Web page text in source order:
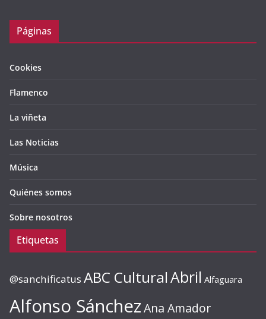
Páginas
Cookies
Flamenco
La viñeta
Las Noticias
Música
Quiénes somos
Sobre nosotros
Etiquetas
@sanchificatus ABC CulturalAbril Alfaguara
Alfonso SánchezAna Amador